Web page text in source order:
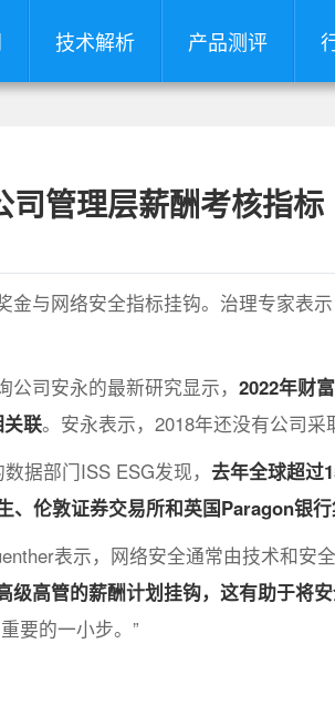
技术解析 产品测评
管理层薪酬考核指标
与网络安全指标挂钩。治理专家表
司安永的最新研究显示， 2022年财
联。安永表示，2018年还没有公司采
据部门ISS ESG发现， 去年全球超过
、伦敦证券交易所和英国Paragon银
表示，网络安全通常由技术和安
级高管的薪酬计划挂钩，这有助于将
要的一小步。”